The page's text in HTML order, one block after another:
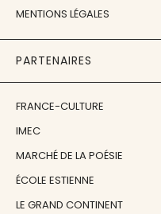
MENTIONS LÉGALES
PARTENAIRES
FRANCE-CULTURE
IMEC
MARCHÉ DE LA POÉSIE
ÉCOLE ESTIENNE
LE GRAND CONTINENT